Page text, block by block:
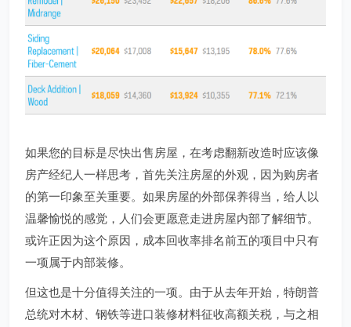
如果您的目标是尽快出售房屋，在考虑翻新改造时应该像
房产经纪人一样思考，首先关注房屋的外观，因为购房者
的第一印象至关重要。如果房屋的外部保养得当，给人以
温馨愉悦的感觉，人们会更愿意走进房屋内部了解细节。
或许正因为这个原因，成本回收率排名前五的项目中只有
一项属于内部装修。
但这也是十分值得关注的一项。由于从去年开始，特朗普
总统对木材、钢铁等进口装修材料征收高额关税，与之相